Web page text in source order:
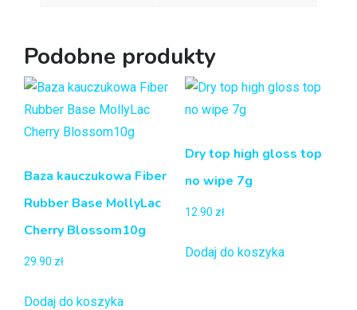
Podobne produkty
Baza kauczukowa Fiber
Rubber Base MollyLac
Cherry Blossom10g
29.90 zł
Dodaj do koszyka
Dry top high gloss top
no wipe 7g
12.90 zł
Dodaj do koszyka